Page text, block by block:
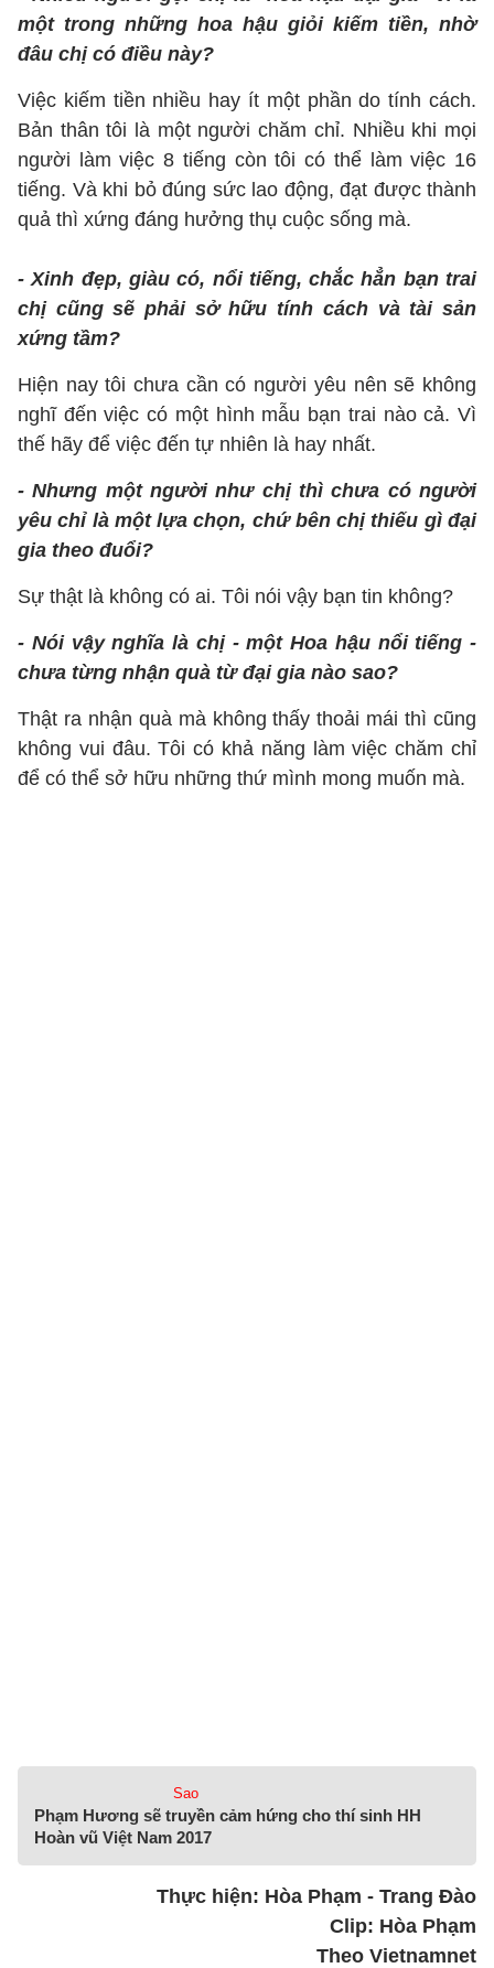
một trong những hoa hậu giỏi kiếm tiền, nhờ
đâu chị có điều này?
Việc kiếm tiền nhiều hay ít một phần do tính cách.
Bản thân tôi là một người chăm chỉ. Nhiều khi mọi
người làm việc 8 tiếng còn tôi có thể làm việc 16
tiếng. Và khi bỏ đúng sức lao động, đạt được thành
quả thì xứng đáng hưởng thụ cuộc sống mà.
- Xinh đẹp, giàu có, nổi tiếng, chắc hẳn bạn trai
chị cũng sẽ phải sở hữu tính cách và tài sản
xứng tầm?
Hiện nay tôi chưa cần có người yêu nên sẽ không
nghĩ đến việc có một hình mẫu bạn trai nào cả. Vì
thế hãy để việc đến tự nhiên là hay nhất.
- Nhưng một người như chị thì chưa có người
yêu chỉ là một lựa chọn, chứ bên chị thiếu gì đại
gia theo đuổi?
Sự thật là không có ai. Tôi nói vậy bạn tin không?
- Nói vậy nghĩa là chị - một Hoa hậu nổi tiếng -
chưa từng nhận quà từ đại gia nào sao?
Thật ra nhận quà mà không thấy thoải mái thì cũng
không vui đâu. Tôi có khả năng làm việc chăm chỉ
để có thể sở hữu những thứ mình mong muốn mà.
Sao
Phạm Hương sẽ truyền cảm hứng cho thí sinh HH
Hoàn vũ Việt Nam 2017
Thực hiện: Hòa Phạm - Trang Đào
Clip: Hòa Phạm
Theo Vietnamnet